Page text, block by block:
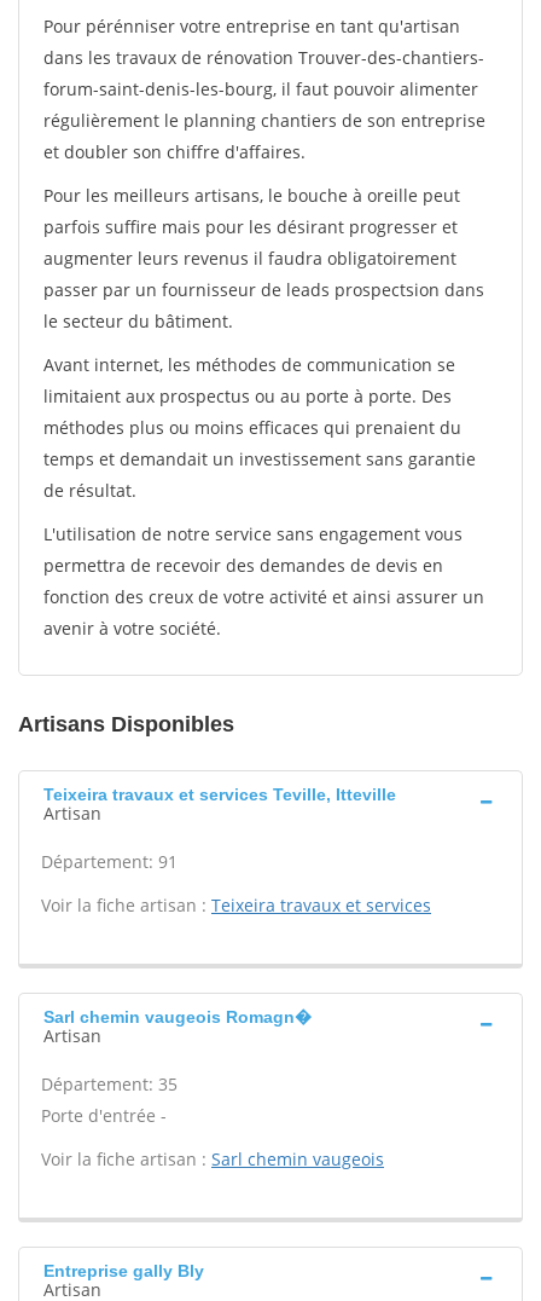
Pour pérénniser votre entreprise en tant qu'artisan
dans les travaux de rénovation Trouver-des-chantiers-
forum-saint-denis-les-bourg, il faut pouvoir alimenter
régulièrement le planning chantiers de son entreprise
et doubler son chiffre d'affaires.
Pour les meilleurs artisans, le bouche à oreille peut
parfois suffire mais pour les désirant progresser et
augmenter leurs revenus il faudra obligatoirement
passer par un fournisseur de leads prospectsion dans
le secteur du bâtiment.
Avant internet, les méthodes de communication se
limitaient aux prospectus ou au porte à porte. Des
méthodes plus ou moins efficaces qui prenaient du
temps et demandait un investissement sans garantie
de résultat.
L'utilisation de notre service sans engagement vous
permettra de recevoir des demandes de devis en
fonction des creux de votre activité et ainsi assurer un
avenir à votre société.
Artisans Disponibles
Teixeira travaux et services Teville, Itteville
Artisan
Département: 91
Voir la fiche artisan : Teixeira travaux et services
Sarl chemin vaugeois Romagn�
Artisan
Département: 35
Porte d'entrée -
Voir la fiche artisan : Sarl chemin vaugeois
Entreprise gally Bly
Artisan